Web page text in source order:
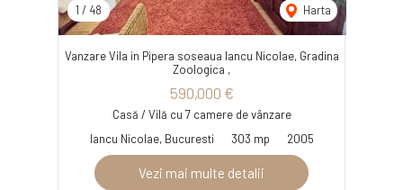
1 / 48 Harta
Vanzare Vila in Pipera soseaua Iancu Nicolae, Gradina
Zoologica ,
590,000 €
Casă / Vilă cu 7 camere de vânzare
Iancu Nicolae, Bucuresti
303 mp 2005
Vezi mai multe detalii